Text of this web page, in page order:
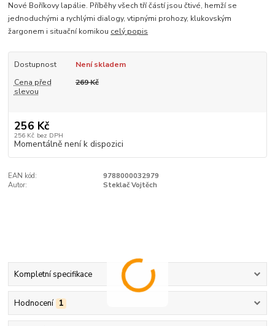
Nové Boříkovy lapálie. Příběhy všech tří částí jsou čtivé, hemží se
jednoduchými a rychlými dialogy, vtipnými prohozy, klukovským
žargonem i situační komikou celý popis
Dostupnost
Není skladem
Cena před
slevou
269 Kč
256 Kč
256 Kč bez DPH
Momentálně není k dispozici
EAN kód:
9788000032979
Autor:
Steklač Vojtěch
Kompletní specifikace
Hodnocení 1